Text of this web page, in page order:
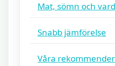
Mat, sömn och
Snabb jämförelse
Våra